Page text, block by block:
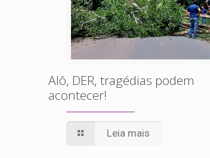
Alô, DER, tragédias podem
acontecer!
Leia mais